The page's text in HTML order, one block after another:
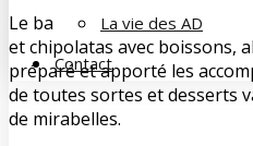
La vie des AD
Contact
Le barbecue à midi proposait
et chipolatas avec boissons,
préparé et apporté les
de toutes sortes et desserts
de mirabelles.